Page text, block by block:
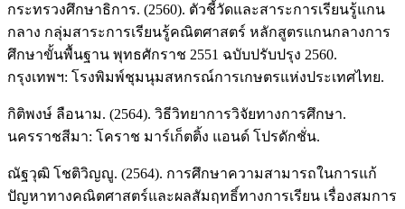
กระทรวงศึกษาธิการ. (2560). ตัวชี้วัดและสาระการเรียนรู้แกน
กลาง กลุ่มสาระการเรียนรู้คณิตศาสตร์ หลักสูตรแกนกลางการ
ศึกษาขั้นพื้นฐาน พุทธศักราช 2551 ฉบับปรับปรุง 2560.
กรุงเทพฯ: โรงพิมพ์ชุมนุมสหกรณ์การเกษตรแห่งประเทศไทย.
กิติพงษ์ ลือนาม. (2564). วิธีวิทยาการวิจัยทางการศึกษา.
นครราชสีมา: โคราช มาร์เก็ตติ้ง แอนด์ โปรดักชั่น.
ณัฐวุฒิ โชติวิญญู. (2564). การศึกษาความสามารถในการแก้
ปัญหาทางคณิตศาสตร์และผลสัมฤทธิ์ทางการเรียน เรื่องสมการ